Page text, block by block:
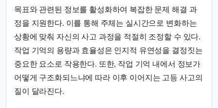
목표와 관련된 정보를 활성화하여 복잡한 문제 해결 과
정을 지원한다. 이를 통해 주체는 실시간으로 변화하는
상황에 맞춰 자신의 사고 과정을 적절히 조정할 수 있다.
작업 기억의 용량과 효율성은 인지적 유연성을 결정짓는
중요한 요소로 작용한다. 또한, 작업 기억 내에서 정보가
어떻게 구조화되느냐에 따라 이후 이어지는 고등 사고의
질이 달라진다.